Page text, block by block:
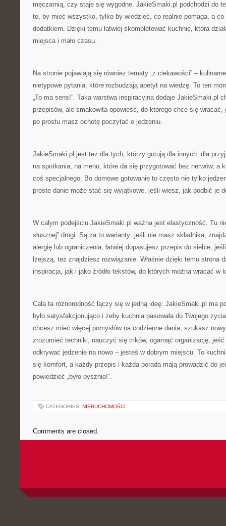
męczarnią, czy staje się wygodne. JakieSmaki.pl podchodzi do
to, by mieć wszystko, tylko by wiedzieć, co realnie pomaga, a
dodatkiem. Dzięki temu łatwiej skompletować kuchnię, która
miejsca i mało czasu.
Na stronie pojawiają się również tematy „z ciekawości” –
nietypowe pytania, które rozbudzają apetyt na wiedzę. To ten
„To ma sens!”. Taka warstwa inspiracyjna dodaje JakieSmaki.pl
przepisów, ale smakowita opowieść, do którego chce się wracać,
po prostu masz ochotę poczytać o jedzeniu.
JakieSmaki.pl jest też dla tych, którzy gotują dla innych: dla
na spotkania, na menu, które da się przygotować bez nerwów, a
coś specjalnego. Bo domowe gotowanie to często nie tylko
proste danie może stać się wyjątkowe, jeśli wiesz, jak podbić je
W całym podejściu JakieSmaki.pl ważna jest elastyczność. Tu
słusznej” drogi. Są za to warianty: jeśli nie masz składnika,
alergię lub ograniczenia, łatwiej dopasujesz przepis do siebie;
lżejszą, też znajdziesz rozwiązanie. Właśnie dzięki temu strona
inspiracja, jak i jako źródło tekstów, do których można wracać w
Cała ta różnorodność łączy się w jedną ideę: JakieSmaki.pl ma
było satysfakcjonująco i żeby kuchnia pasowała do Twojego
chcesz mieć więcej pomysłów na codzienne dania, szukasz
zrozumieć techniki, nauczyć się trików, ogarnąć organizację,
odkrywać jedzenie na nowo – jesteś w dobrym miejscu. To
się komfort, a każdy przepis i każda porada mają prowadzić do
powiedzieć „było pysznie!”.
CATEGORIES: NIERUCHOMOŚCI
Comments are closed.